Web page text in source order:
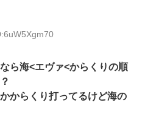
ら海<エヴァ<からくりの順
からくり打ってるけど海の